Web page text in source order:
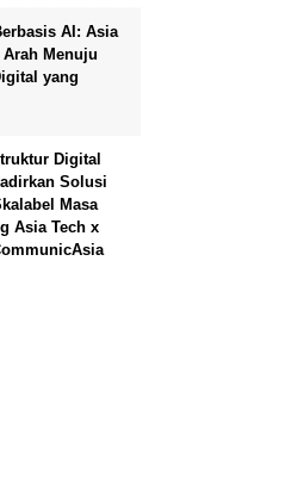
AI: Asia
Menuju
yang
Digital
Solusi
Masa
Asia Tech x